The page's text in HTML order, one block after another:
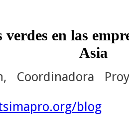
en las
Asia
Coordinadora
blog